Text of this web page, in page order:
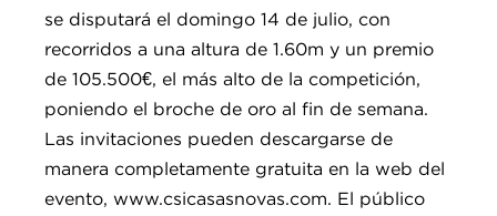
se disputará el domingo 14 de julio, con
recorridos a una altura de 1.60m y un premio
de 105.500€, el más alto de la competición,
poniendo el broche de oro al fin de semana.
Las invitaciones pueden descargarse de
manera completamente gratuita en la web del
evento, www.csicasasnovas.com. El público